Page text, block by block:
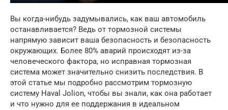
Вы когда-нибудь задумывались, как ваш автомобиль
останавливается? Ведь от тормозной системы
напрямую зависит ваша безопасность и безопасность
окружающих. Более 80% аварий происходят из-за
человеческого фактора, но исправная тормозная
система может значительно снизить последствия. В
этой статье мы подробно рассмотрим тормозную
систему Haval Jolion, чтобы вы знали, как она работает
и что нужно для ее поддержания в идеальном